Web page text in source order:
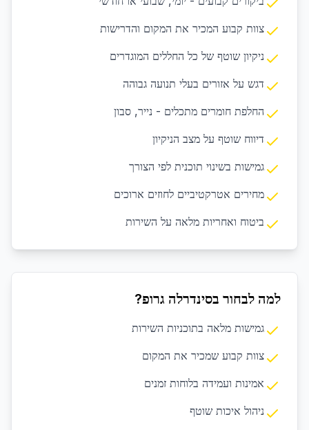
צוות קבוע המכיר את המקום והדרישות
ניקיון שוטף של כל החללים המוגדרים
דגש על אזורים בעלי תנועה גבוהה
החלפת חומרים מתכלים - נייר, סבון
דיווח שוטף על מצב הניקיון
גמישות בשינוי תוכנית לפי הצורך
מחירים אטרקטיביים לחוזים ארוכים
ביטוח ואחריות מלאה על השירות
למה לבחור בסינדרלה גרופ?
גמישות מלאה בתוכניות השירות
צוות קבוע שמכיר את המקום
אמינות ועמידה בלוחות זמנים
ניהול איכות שוטף